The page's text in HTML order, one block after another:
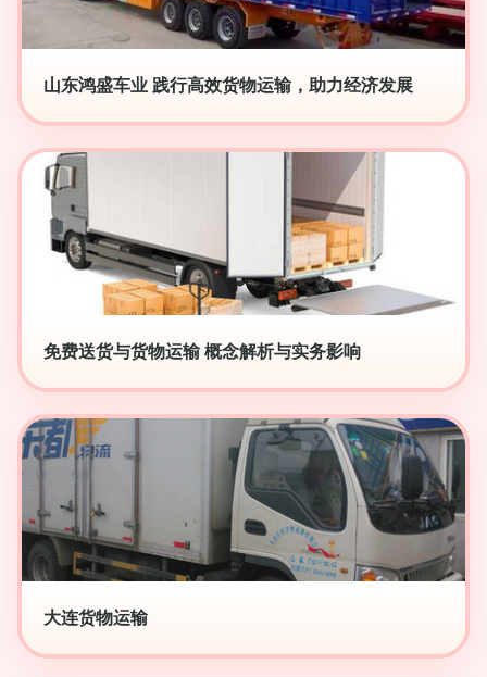
山东鸿盛车业 践行高效货物运输，助力经济发展
免费送货与货物运输 概念解析与实务影响
大连货物运输